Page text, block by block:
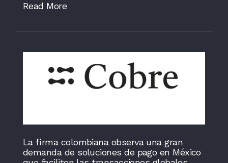
Read More
La firma colombiana observa una gran
demanda de soluciones de pago en México